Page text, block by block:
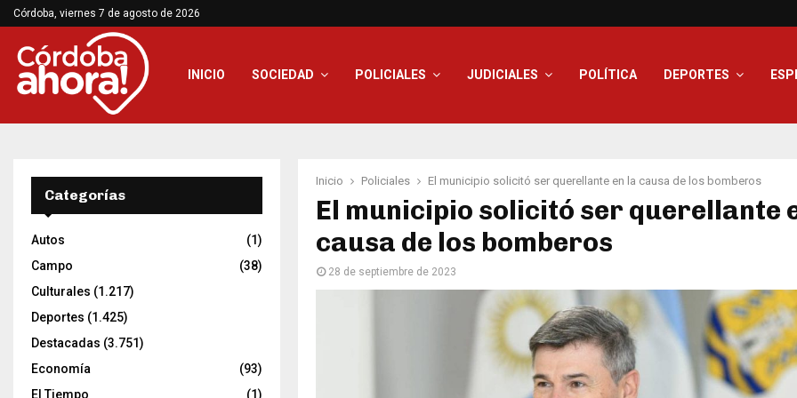
Córdoba, viernes 7 de agosto de 2026
INICIO SOCIEDAD POLICIALES JUDICIALES POLÍTICA DEPORTES
Inicio Policiales El municipio solicitó ser querellante en la causa de los bomberos
El municipio solicitó ser querellante
causa de los bomberos
28 de septiembre de 2023
Categorías
Autos
(1)
Campo
(38)
Culturales (1.217)
Deportes (1.425)
Destacadas (3.751)
Economía
(93)
El Tiempo
(1)